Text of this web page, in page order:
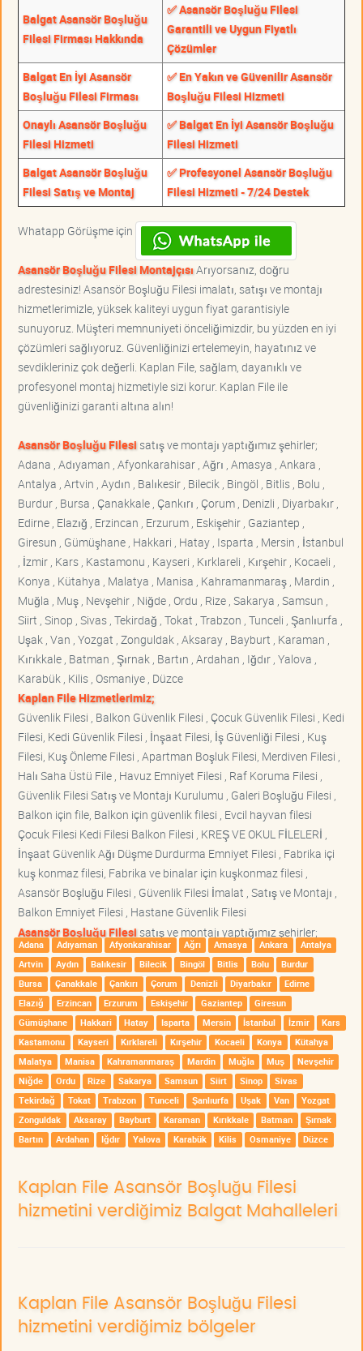
Balgat Asansör Boşluğu
Filesi Firması Hakkında
✅ Asansör Boşluğu Filesi
Garantili ve Uygun Fiyatlı
Çözümler
Balgat En İyi Asansör
Boşluğu Filesi Firması
✅ En Yakın ve Güvenilir Asansör
Boşluğu Filesi Hizmeti
Onaylı Asansör Boşluğu
Filesi Hizmeti
✅ Balgat En İyi Asansör Boşluğu
Filesi Hizmeti
Balgat Asansör Boşluğu
Filesi Satış ve Montaj
✅ Profesyonel Asansör Boşluğu
Filesi Hizmeti - 7/24 Destek
Whatapp Görüşme için
Asansör Boşluğu Filesi MontajçısıArıyorsanız, doğru
adrestesiniz! Asansör Boşluğu Filesi imalatı, satışı ve montajı
hizmetlerimizle, yüksek kaliteyi uygun fiyat garantisiyle
sunuyoruz. Müşteri memnuniyeti önceliğimizdir, bu yüzden en iyi
çözümleri sağlıyoruz. Güvenliğinizi ertelemeyin, hayatınız ve
sevdikleriniz çok değerli. Kaplan File, sağlam, dayanıklı ve
profesyonel montaj hizmetiyle sizi korur. Kaplan File ile
güvenliğinizi garanti altına alın!
Asansör Boşluğu Filesisatış ve montajı yaptığımız şehirler;
Adana , Adıyaman , Afyonkarahisar , Ağrı , Amasya , Ankara ,
Antalya , Artvin , Aydın , Balıkesir , Bilecik , Bingöl , Bitlis , Bolu ,
Burdur , Bursa , Çanakkale , Çankırı , Çorum , Denizli , Diyarbakır ,
Edirne , Elazığ , Erzincan , Erzurum , Eskişehir , Gaziantep ,
Giresun , Gümüşhane , Hakkari , Hatay , Isparta , Mersin , İstanbul
, İzmir , Kars , Kastamonu , Kayseri , Kırklareli , Kırşehir , Kocaeli ,
Konya , Kütahya , Malatya , Manisa , Kahramanmaraş , Mardin ,
Muğla , Muş , Nevşehir , Niğde , Ordu , Rize , Sakarya , Samsun ,
Siirt , Sinop , Sivas , Tekirdağ , Tokat , Trabzon , Tunceli , Şanlıurfa ,
Uşak , Van , Yozgat , Zonguldak , Aksaray , Bayburt , Karaman ,
Kırıkkale , Batman , Şırnak , Bartın , Ardahan , Iğdır , Yalova ,
Karabük , Kilis , Osmaniye , Düzce
Kaplan File Hizmetlerimiz;
Güvenlik Filesi , Balkon Güvenlik Filesi , Çocuk Güvenlik Filesi , Kedi
Filesi, Kedi Güvenlik Filesi , İnşaat Filesi, İş Güvenliği Filesi , Kuş
Filesi, Kuş Önleme Filesi , Apartman Boşluk Filesi, Merdiven Filesi ,
Halı Saha Üstü File , Havuz Emniyet Filesi , Raf Koruma Filesi ,
Güvenlik Filesi Satış ve Montajı Kurulumu , Galeri Boşluğu Filesi ,
Balkon için file, Balkon için güvenlik filesi , Evcil hayvan filesi
Çocuk Filesi Kedi Filesi Balkon Filesi , KREŞ VE OKUL FİLELERİ ,
İnşaat Güvenlik Ağı Düşme Durdurma Emniyet Filesi , Fabrika içi
kuş konmaz filesi, Fabrika ve binalar için kuşkonmaz filesi ,
Asansör Boşluğu Filesi , Güvenlik Filesi İmalat , Satış ve Montajı ,
Balkon Emniyet Filesi , Hastane Güvenlik Filesi
Asansör Boşluğu Filesisatış ve montajı yaptığımız şehirler;
Adana Adıyaman Afyonkarahisar Ağrı Amasya Ankara
Antalya
Artvin
Aydın Balıkesir Bilecik Bingöl Bitlis Bolu
Burdur
Bursa
Çanakkale Çankırı Çorum Denizli Diyarbakır
Edirne
Elazığ
Erzincan Erzurum Eskişehir Gaziantep
Giresun
Gümüşhane
Hakkari Hatay Isparta Mersin İstanbul İzmir
Kars
Kastamonu
Kayseri Kırklareli Kırşehir Kocaeli Konya
Kütahya
Malatya
Manisa Kahramanmaraş Mardin Muğla Muş
Nevşehir
Niğde
Ordu Rize Sakarya Samsun Siirt Sinop
Sivas
Tekirdağ
Tokat Trabzon Tunceli Şanlıurfa Uşak Van
Yozgat
Zonguldak
Aksaray Bayburt Karaman Kırıkkale Batman
Şırnak
Bartın
Ardahan Iğdır Yalova Karabük Kilis Osmaniye Düzce
Kaplan File Asansör Boşluğu Filesi
hizmetini verdiğimiz Balgat Mahalleleri
Kaplan File Asansör Boşluğu Filesi
hizmetini verdiğimiz bölgeler